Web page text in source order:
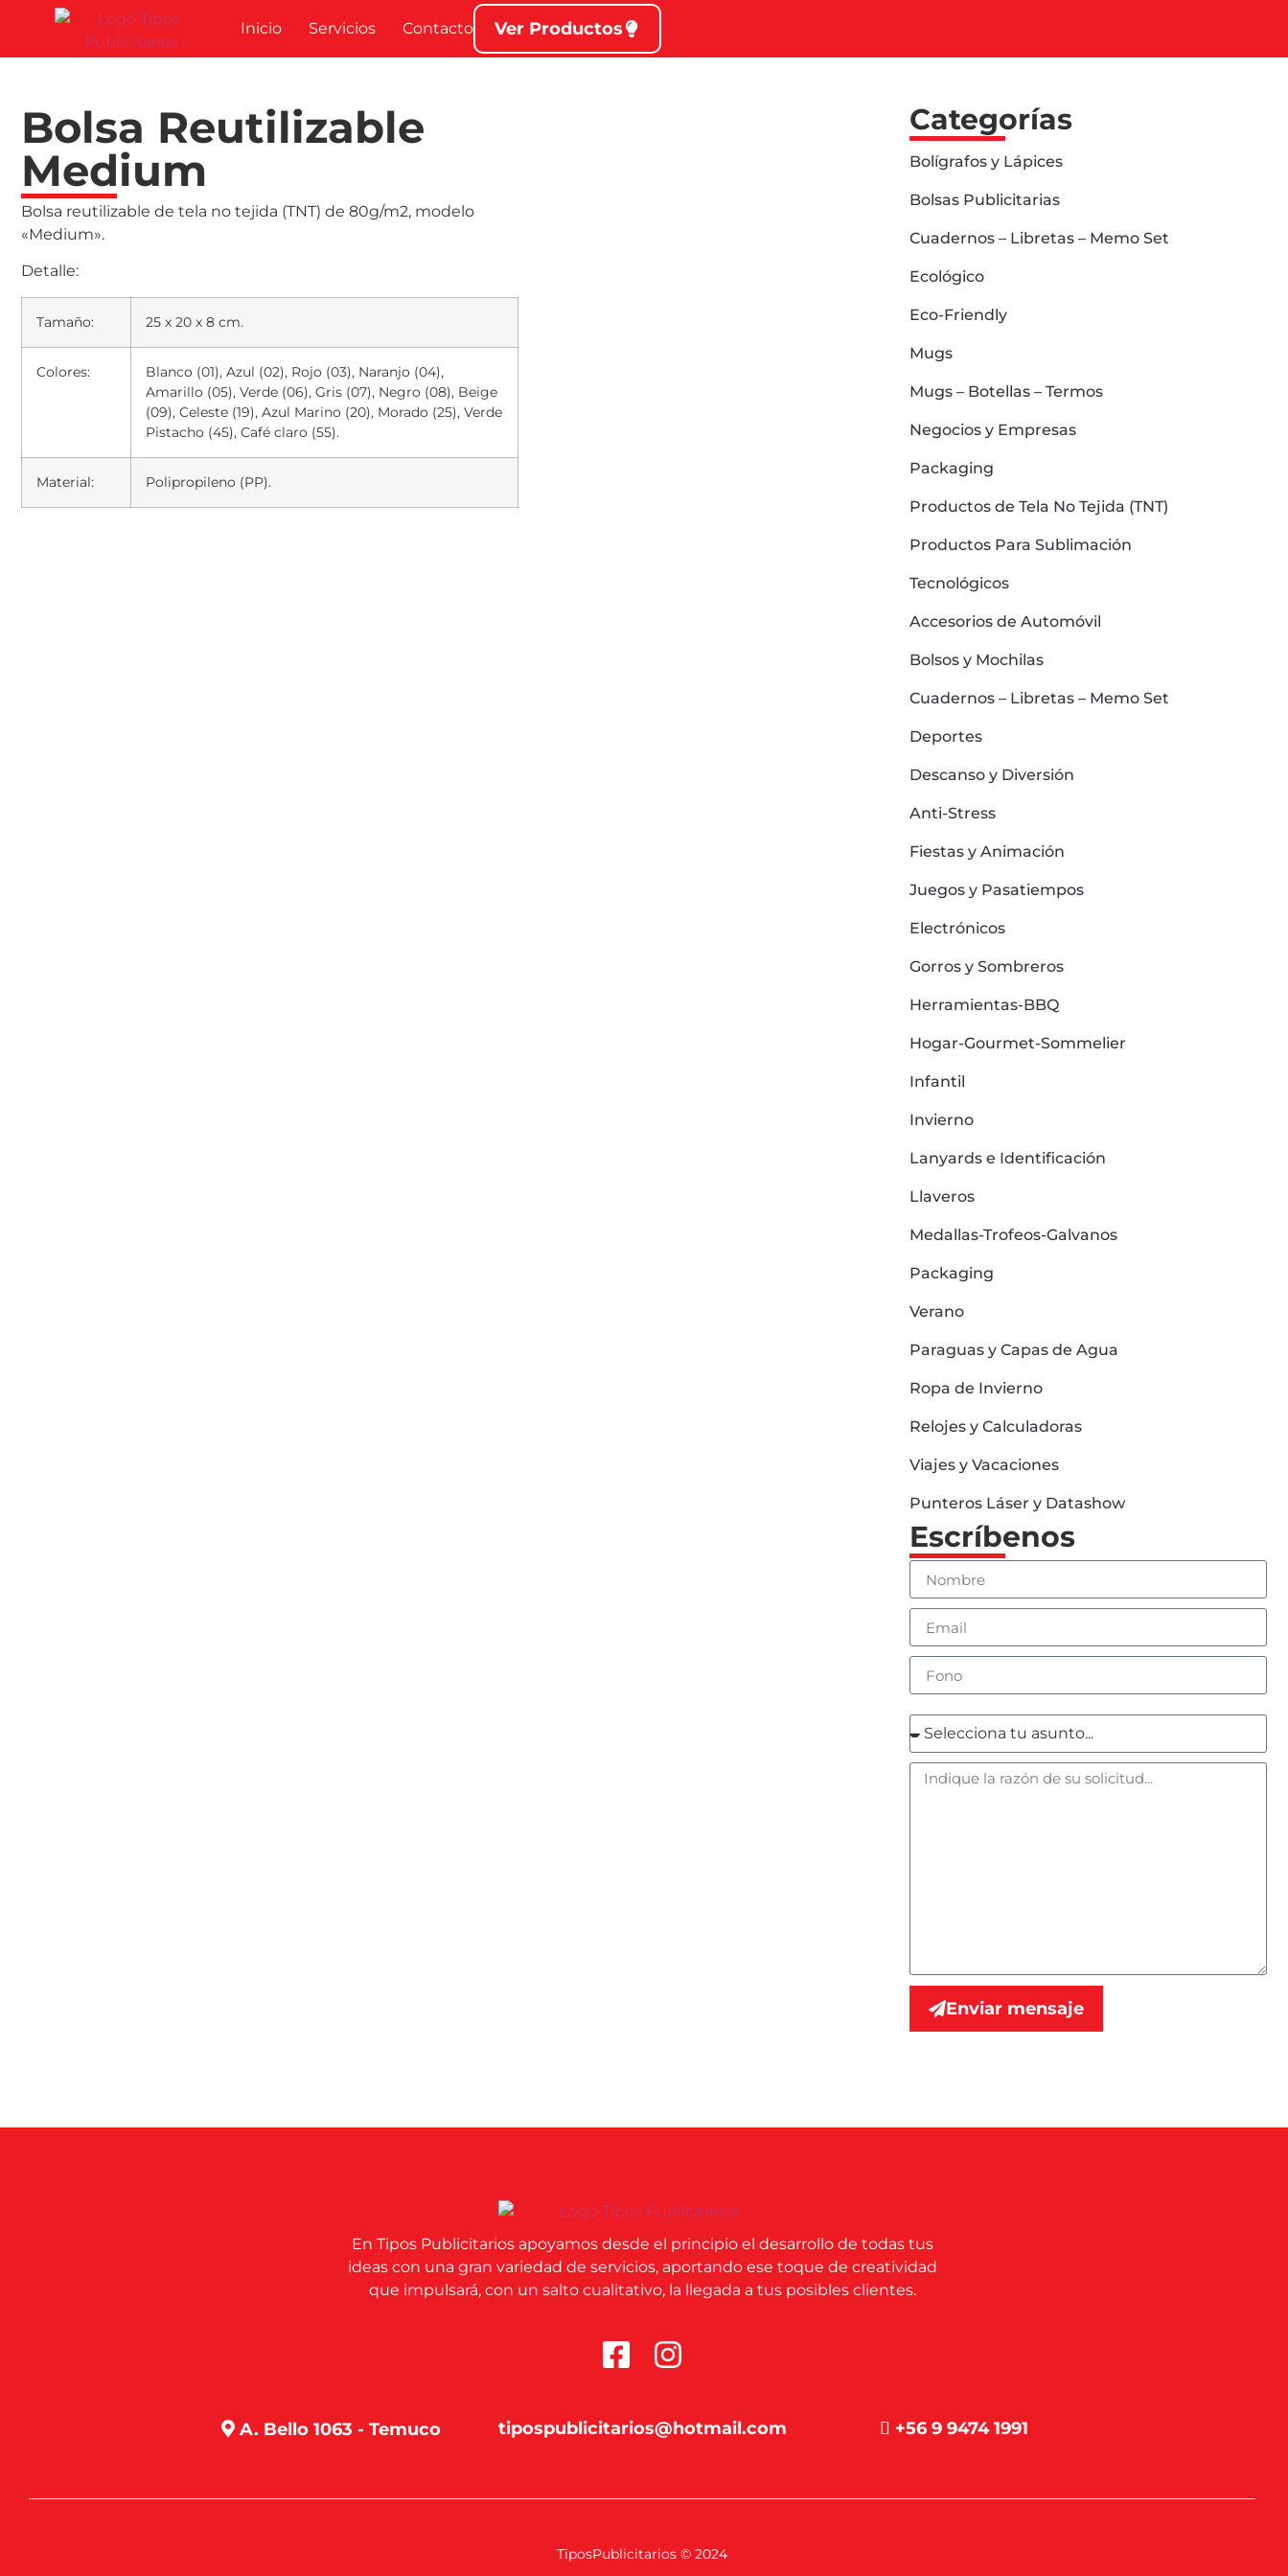
Inicio Servicios Contacto Ver Productos
Bolsa Reutilizable
Medium
Bolsa reutilizable de tela no tejida (TNT) de 80g/m2, modelo
«Medium».
Detalle:
Tamaño: 25 x 20 x 8 cm.
Colores:
Blanco (01), Azul (02), Rojo (03), Naranjo (04),
Amarillo (05), Verde (06), Gris (07), Negro (08), Beige
(09), Celeste (19), Azul Marino (20), Morado (25), Verde
Pistacho (45), Café claro (55).
Material: Polipropileno (PP).
Categorías
Bolígrafos y Lápices
Bolsas Publicitarias
Cuadernos – Libretas – Memo Set
Ecológico
Eco-Friendly
Mugs
Mugs – Botellas – Termos
Negocios y Empresas
Packaging
Productos de Tela No Tejida (TNT)
Productos Para Sublimación
Tecnológicos
Accesorios de Automóvil
Bolsos y Mochilas
Cuadernos – Libretas – Memo Set
Deportes
Descanso y Diversión
Anti-Stress
Fiestas y Animación
Juegos y Pasatiempos
Electrónicos
Gorros y Sombreros
Herramientas-BBQ
Hogar-Gourmet-Sommelier
Infantil
Invierno
Lanyards e Identificación
Llaveros
Medallas-Trofeos-Galvanos
Packaging
Verano
Paraguas y Capas de Agua
Ropa de Invierno
Relojes y Calculadoras
Viajes y Vacaciones
Punteros Láser y Datashow
Escríbenos
Enviar mensaje
En Tipos Publicitarios apoyamos desde el principio el desarrollo de todas tus
ideas con una gran variedad de servicios, aportando ese toque de creatividad
que impulsará, con un salto cualitativo, la llegada a tus posibles clientes.
A. Bello 1063 - Temuco tipospublicitarios@hotmail.com +56 9 9474 1991
TiposPublicitarios © 2024